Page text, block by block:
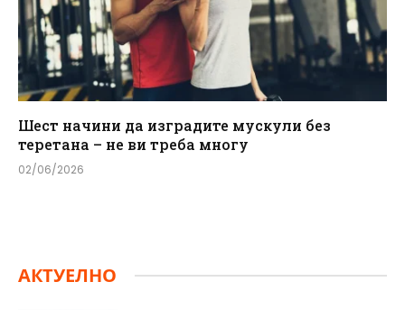
Шест начини да изградите мускули без
теретана – не ви треба многу
02/06/2026
АКТУЕЛНО